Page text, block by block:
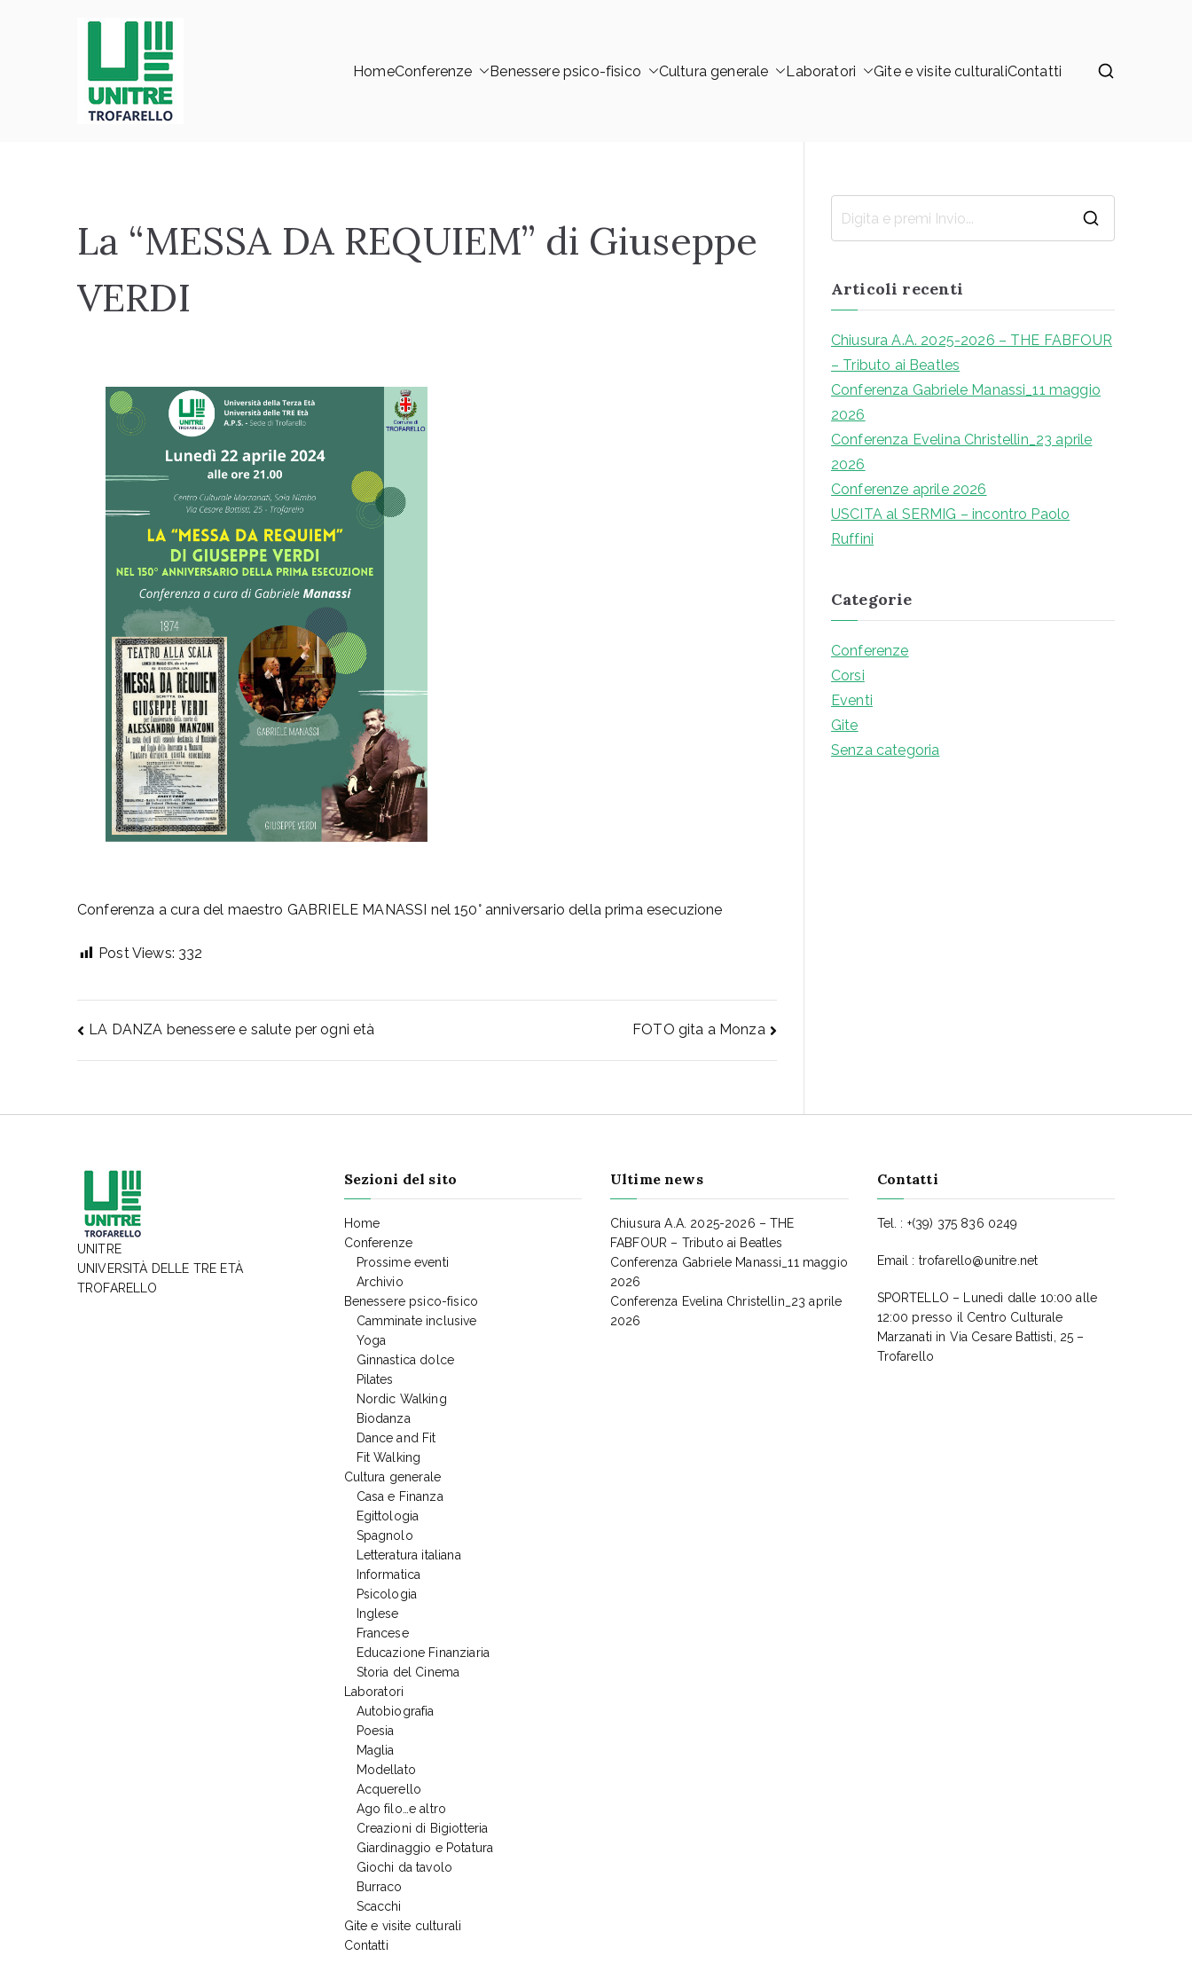
HomeConferenze Benessere psico-fisico Cultura generale Laboratori Gite e visite culturaliContatti
La “MESSA DA REQUIEM” di Giuseppe
VERDI
Conferenza a cura del maestro GABRIELE MANASSI nel 150° anniversario della prima esecuzione
Post Views: 332
Navigazione
articoli
LA DANZA benessere e salute per ogni età FOTO gita a Monza
Articoli recenti
Chiusura A.A. 2025-2026 – THE FABFOUR
– Tributo ai Beatles
Conferenza Gabriele Manassi_11 maggio
2026
Conferenza Evelina Christellin_23 aprile
2026
Conferenze aprile 2026
USCITA al SERMIG – incontro Paolo
Ruffini
Categorie
Conferenze
Corsi
Eventi
Gite
Senza categoria
UNITRE
UNIVERSITÀ DELLE TRE ETÀ
TROFARELLO
Sezioni del sito
Home
Conferenze
Prossime eventi
Archivio
Benessere psico-fisico
Camminate inclusive
Yoga
Ginnastica dolce
Pilates
Nordic Walking
Biodanza
Dance and Fit
Fit Walking
Cultura generale
Casa e Finanza
Egittologia
Spagnolo
Letteratura italiana
Informatica
Psicologia
Inglese
Francese
Educazione Finanziaria
Storia del Cinema
Laboratori
Autobiografia
Poesia
Maglia
Modellato
Acquerello
Ago filo…e altro
Creazioni di Bigiotteria
Giardinaggio e Potatura
Giochi da tavolo
Burraco
Scacchi
Gite e visite culturali
Contatti
Ultime news
Chiusura A.A. 2025-2026 – THE
FABFOUR – Tributo ai Beatles
Conferenza Gabriele Manassi_11 maggio
2026
Conferenza Evelina Christellin_23 aprile
2026
Contatti
Tel. : +(39) 375 836 0249
Email : trofarello@unitre.net
SPORTELLO – Lunedì dalle 10:00 alle
12:00 presso il Centro Culturale
Marzanati in Via Cesare Battisti, 25 –
Trofarello